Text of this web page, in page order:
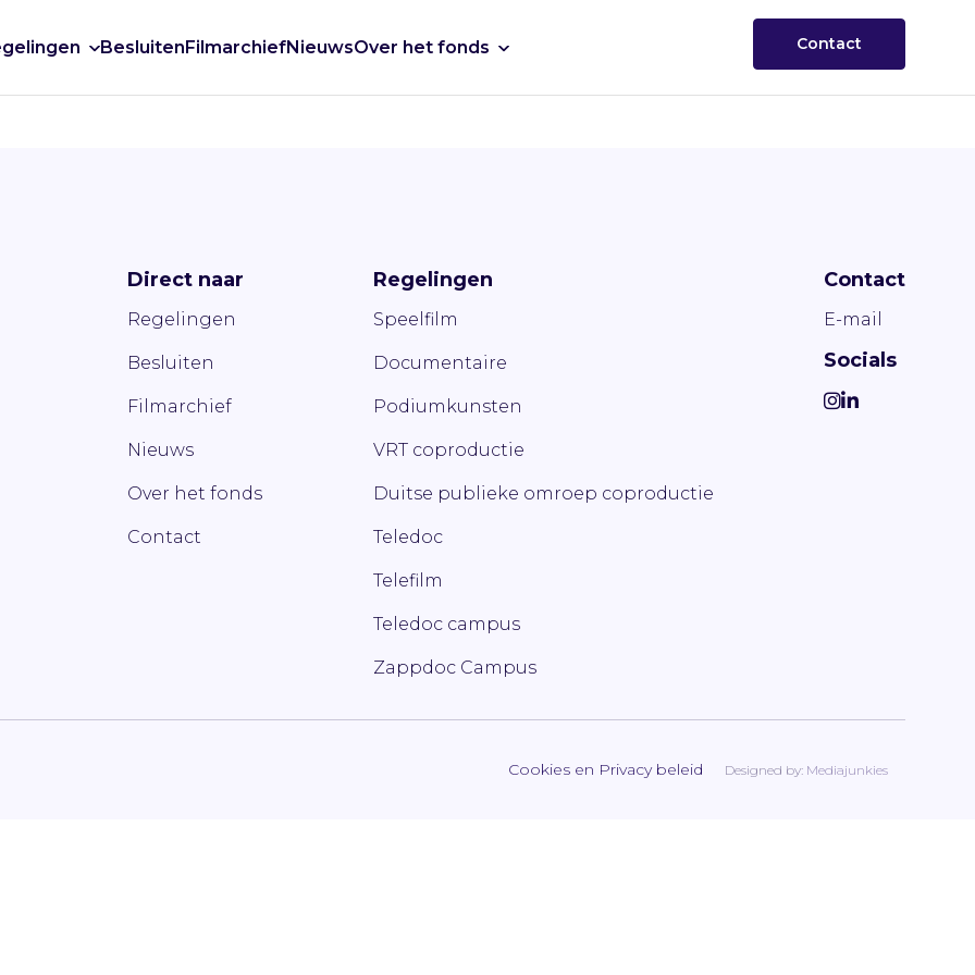
BesluitenFilmarchiefNieuwsOver het fonds Contact
Direct naar
Regelingen
Besluiten
Filmarchief
Nieuws
Over het fonds
Contact
Regelingen
Speelfilm
Documentaire
Podiumkunsten
VRT coproductie
Duitse publieke omroep coproductie
Teledoc
Telefilm
Teledoc campus
Zappdoc Campus
Contact
E-mail
Socials
Cookies en Privacy beleid Designed by: Mediajunkies